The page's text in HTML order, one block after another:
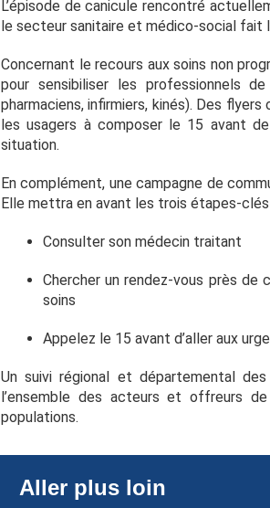
L’épisode de canicule rencontré
le secteur sanitaire et médico-social fait
Concernant le recours aux soins non
pour sensibiliser les professionnels
pharmaciens, infirmiers, kinés). Des
les usagers à composer le 15 avant
situation.
En complément, une campagne de
Elle mettra en avant les trois étapes-clés
Consulter son médecin traitant
Chercher un rendez-vous près de
soins
Appelez le 15 avant d’aller aux
Un suivi régional et départemental
l’ensemble des acteurs et offreurs
populations.
Aller plus loin